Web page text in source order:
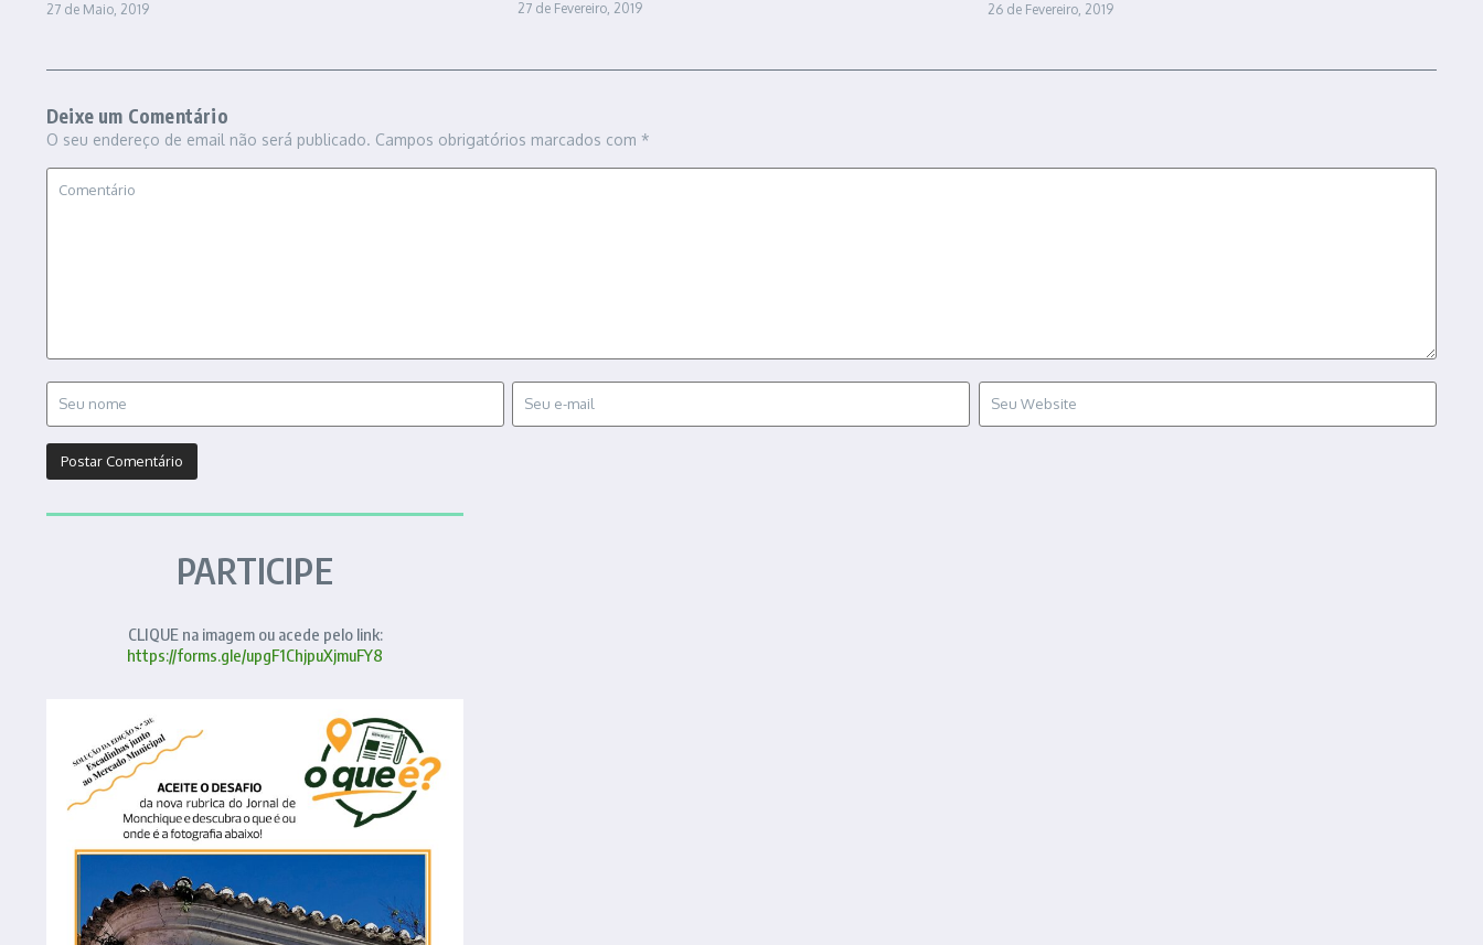
27 de Maio, 2019 27 de Fevereiro, 2019 26 de Fevereiro, 2019
Deixe um Comentário
O seu endereço de email não será publicado. Campos obrigatórios marcados com *
PARTICIPE
CLIQUE na imagem ou acede pelo link:
https://forms.gle/upgF1ChjpuXjmuFY8